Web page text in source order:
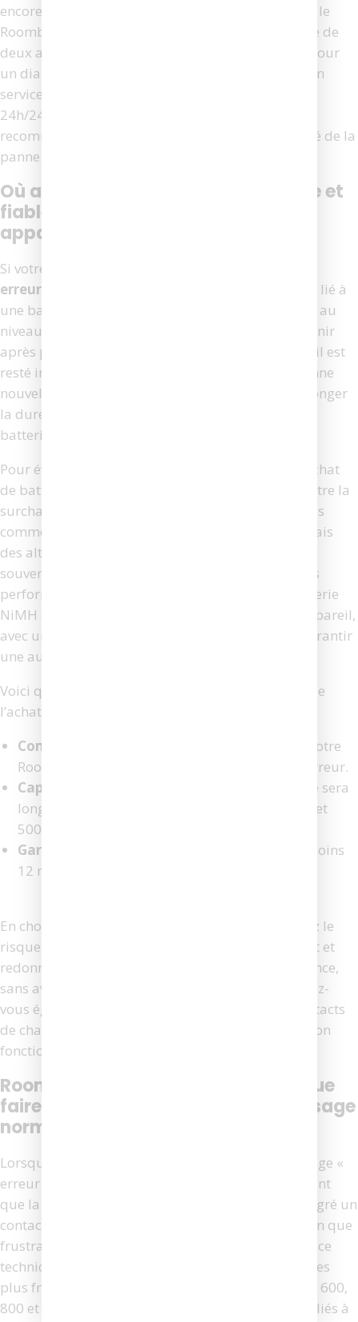
encore sous garantie. Les modèles récents comme le
Roomba i7+ ou le s9+ bénéficient d’une couverture de
deux ans, incluant les pièces et la main-d’œuvre. Pour
un diagnostic rapide, le support iRobot propose un
service d’assistance en ligne interactif, accessible
24h/24, qui peut orienter vers une solution ou
recommander l’envoi en atelier selon la complexité de la
panne.
Où acheter une batterie compatible et
fiable pour redonner vie à votre
appareil
Si votre aspirateur intelligent affiche une
erreur de chargement 3
, le problème est souvent lié à
une batterie défectueuse ou à un mauvais contact au
niveau des bornes de chargement. Cela peut survenir
après plusieurs années d’utilisation ou si l’appareil est
resté inutilisé pendant une longue période. La bonne
nouvelle, c’est qu’il est tout à fait possible de prolonger
la durée de vie de votre Roomba en remplaçant sa
batterie par un modèle compatible et fiable.
Pour éviter les mauvaises surprises, privilégiez l’achat
de batteries certifiées, dotées d’une protection contre la
surcharge et la surchauffe. Des marques reconnues
comme iRobot proposent des modèles officiels, mais
des alternatives compatibles existent également,
souvent 20 à 30 % moins chères tout en offrant des
performances similaires. Veillez à choisir une batterie
NiMH ou Lithium-ion, selon le modèle de votre appareil,
avec une capacité minimale de 3000 mAh pour garantir
une autonomie optimale.
Voici quelques critères à prendre en compte lors de
l’achat :
Compatibilité :
vérifiez la référence exacte de votre
Roomba (ex. 600, 800 ou i7) pour éviter toute erreur.
Capacité :
plus elle est élevée, plus l’autonomie sera
longue. Un bon compromis se situe entre 3000 et
5000 mAh.
Garantie :
privilégiez les vendeurs offrant au moins
12 mois de garantie pour plus de sécurité.
En choisissant une batterie adaptée, vous réduisez le
risque de voir réapparaître l’erreur de chargement et
redonnez à votre robot aspirateur toute sa puissance,
sans avoir à investir dans un appareil neuf. Assurez-
vous également de nettoyer régulièrement les contacts
de charge avec un chiffon sec pour maintenir un bon
fonctionnement à long terme.
Roomba erreur de chargement 3 : que
faire en priorité pour retrouver un usage
normal
Lorsque votre aspirateur Roomba affiche le message «
erreur de chargement 3 », cela signifie généralement
que la batterie ne se charge pas correctement malgré un
contact apparent avec la base. Cette anomalie, bien que
frustrante, peut souvent être résolue sans assistance
technique. Selon iRobot, ce code d’erreur est l’un des
plus fréquents sur les modèles Roomba des séries 600,
800 et i, affectant jusqu’à 12 % des retours en SAV liés à